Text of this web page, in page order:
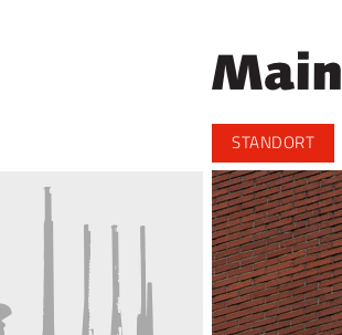
Navigation
überspringen
STANDORT